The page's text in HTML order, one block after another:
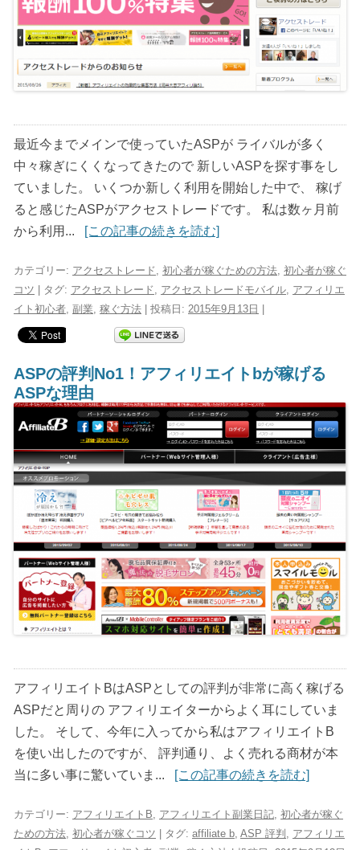
最近今までメインで使っていたASPが ライバルが多く
中々稼ぎにくくなってきたので 新しいASPを探す事をし
ていました。 いくつか新しく利用を開始した中で、 稼げ
ると感じたASPがアクセストレードです。 私は数ヶ月前
から利用...
[この記事の続きを読む]
カテゴリー: アクセストレード , 初心者が稼ぐための方法, 初心者が稼ぐ
コツ | タグ: アクセストレード , アクセストレードモバイル, アフィリエ
イト初心者, 副業, 稼ぐ方法 | 投稿日: 2015年9月13日
ASPの評判No1！アフィリエイトbが稼げる
ASPな理由
アフィリエイトBはASPとしての評判が非常に高く稼げる
ASPだと周りの アフィリエイターからよく耳にしていま
した。 そして、今年に入ってから私はアフィリエイトB
を使い出したのですが、 評判通り、よく売れる商材が本
当に多い事に驚いていま...
[この記事の続きを読む]
カテゴリー: アフィリエイトB アフィリエイト副業日記 初心者が稼ぐ
ための方法 初心者が稼ぐコツ | タグ: affiliate b ASP 評判
アフィリエ